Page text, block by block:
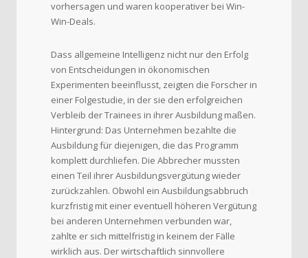
vorhersagen und waren kooperativer bei Win-
Win-Deals.
Dass allgemeine Intelligenz nicht nur den Erfolg
von Entscheidungen in ökonomischen
Experimenten beeinflusst, zeigten die Forscher in
einer Folgestudie, in der sie den erfolgreichen
Verbleib der Trainees in ihrer Ausbildung maßen.
Hintergrund: Das Unternehmen bezahlte die
Ausbildung für diejenigen, die das Programm
komplett durchliefen. Die Abbrecher mussten
einen Teil ihrer Ausbildungsvergütung wieder
zurückzahlen. Obwohl ein Ausbildungsabbruch
kurzfristig mit einer eventuell höheren Vergütung
bei anderen Unternehmen verbunden war,
zahlte er sich mittelfristig in keinem der Fälle
wirklich aus. Der wirtschaftlich sinnvollere